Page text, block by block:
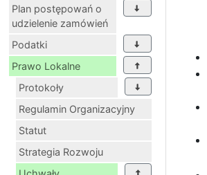
Plan postępowań o
udzielenie zamówień
Podatki
Prawo Lokalne
Protokoły
Regulamin Organizacyjny
Statut
Strategia Rozwoju